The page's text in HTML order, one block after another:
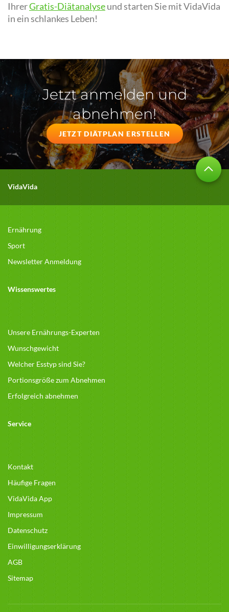
IhrerGratis-Diätanalyseund starten Sie mit VidaVida
in ein schlankes Leben!
Jetzt anmelden und
abnehmen!
JETZT DIÄTPLAN ERSTELLEN
VidaVida
Ernährung
Sport
Newsletter Anmeldung
Wissenswertes
Unsere Ernährungs-Experten
Wunschgewicht
Welcher Esstyp sind Sie?
Portionsgröße zum Abnehmen
Erfolgreich abnehmen
Service
Kontakt
Häufige Fragen
VidaVida App
Impressum
Datenschutz
Einwilligungserklärung
AGB
Sitemap